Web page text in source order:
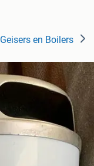
Geisers en Boilers